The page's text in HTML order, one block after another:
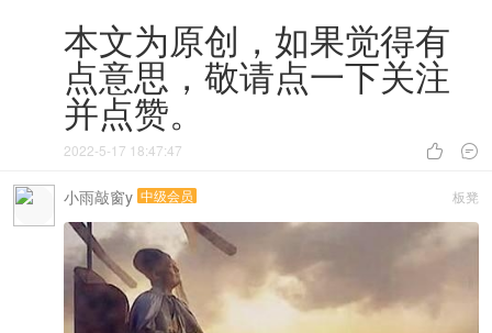
本文为原创，如果觉得有
点意思，敬请点一下关注
并点赞。
 
2022-5-17 18:47:47
板凳
小雨敲窗y 中级会员